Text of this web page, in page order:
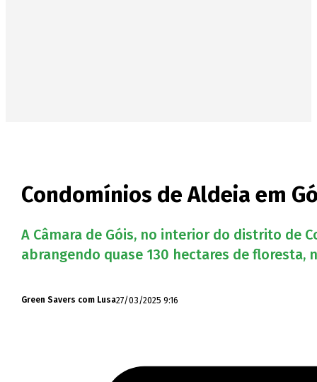
Condomínios de Aldeia em
A Câmara de Góis, no interior do distrito de
abrangendo quase 130 hectares de
Green Savers com Lusa27/03/2025 9:16